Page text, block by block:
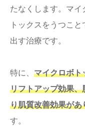
たなくします。マ
トックスをうつこ
出す治療です。
特に、 マイクロボト
リフトアップ効果、
り肌質改善効果があ
す。